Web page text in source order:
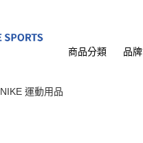
商品分類 品
NIKE 運動用品